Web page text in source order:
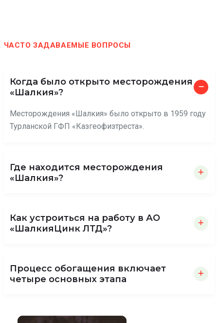
ЧАСТО ЗАДАВАЕМЫЕ ВОПРОСЫ
Когда было открыто месторождения
«Шалкия»?
Месторождения «Шалкия» было открыто в 1959 году
Турланской ГФП «Казгеофизтреста».
Где находится месторождения
«Шалкия»?
Как устроиться на работу в АО
«ШалкияЦинк ЛТД»?
Процесс обогащения включает
четыре основных этапа